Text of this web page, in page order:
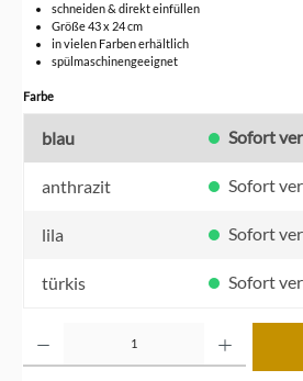
schneiden & direkt einfüllen
Größe 43 x 24 cm
in vielen Farben erhältlich
spülmaschinengeeignet
Farbeauswählen
blau Sofort
anthrazit Sofort
lila Sofort
türkis Sofort